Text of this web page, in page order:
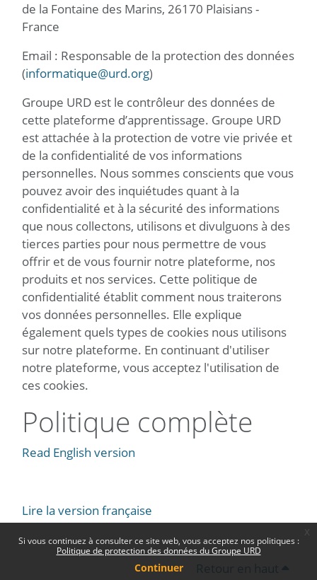
Si vous continuez à consulter ce site web, vous acceptez nos politiques :
Politique de protection des données du Groupe URD
Continuer
de la Fontaine des Marins, 26170 Plaisians -
France
Email : Responsable de la protection des données
(informatique@urd.org)
Groupe URD est le contrôleur des données de
cette plateforme d’apprentissage. Groupe URD
est attachée à la protection de votre vie privée et
de la confidentialité de vos informations
personnelles. Nous sommes conscients que vous
pouvez avoir des inquiétudes quant à la
confidentialité et à la sécurité des informations
que nous collectons, utilisons et divulguons à des
tierces parties pour nous permettre de vous
offrir et de vous fournir notre plateforme, nos
produits et nos services. Cette politique de
confidentialité établit comment nous traiterons
vos données personnelles. Elle explique
également quels types de cookies nous utilisons
sur notre plateforme. En continuant d'utiliser
notre plateforme, vous acceptez l'utilisation de
ces cookies.
Politique complète
Read English version
Lire la version française